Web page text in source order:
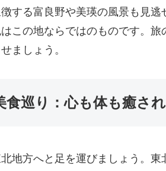
する富良野や美瑛の風景も見
この地ならではのものです。
ましょう。
食巡り：心も体も癒さ
地方へと足を運びましょう。